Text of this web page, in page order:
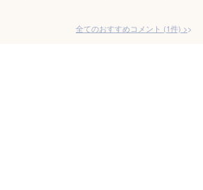
全てのおすすめコメント (1件) >